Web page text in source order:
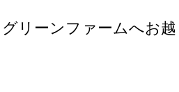
リーンファームへお